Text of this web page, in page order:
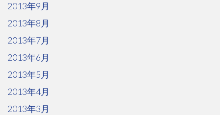
2013年9月
2013年8月
2013年7月
2013年6月
2013年5月
2013年4月
2013年3月